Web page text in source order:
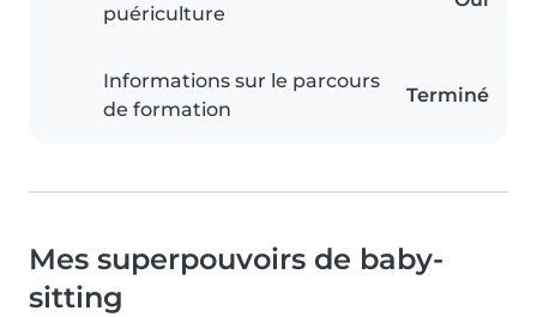
puériculture
Informations sur le parcours
de formation
Terminé
Mes superpouvoirs de baby-
sitting